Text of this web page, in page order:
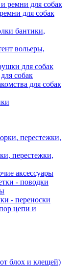
для собак
бантики,
вольеры,
для собак
собак
для собак
перестежки,
аксессуары
- поводки
- переноски
цепи и